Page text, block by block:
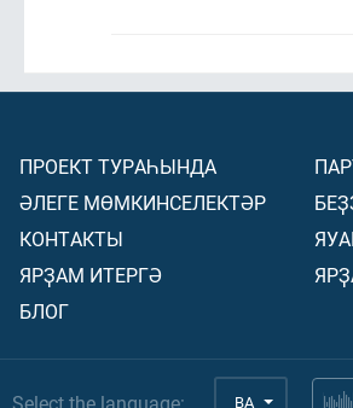
ПРОЕКТ ТУРАҺЫНДА
ӘЛЕГЕ МӨМКИНСЕЛЕКТӘР
КОНТАКТЫ
ЯРҘАМ ИТЕРГӘ
БЛОГ
Select the language: BA